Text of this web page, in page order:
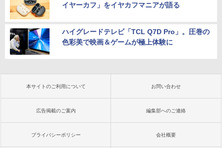
イヤーカフ」をイヤカフマニアが語る
ハイグレードテレビ「TCL Q7D Pro」。圧巻の
色彩美で映画＆ゲームが極上体験に
本サイトのご利用について お問い合わせ
広告掲載のご案内 編集部へのご連絡
プライバシーポリシー 会社概要